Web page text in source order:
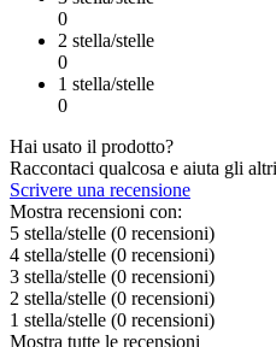
0
2 stella/stelle
0
1 stella/stelle
0
Hai usato il prodotto?
Raccontaci qualcosa e aiuta gli
Scrivere una recensione
Mostra recensioni con:
5 stella/stelle (0 recensioni)
4 stella/stelle (0 recensioni)
3 stella/stelle (0 recensioni)
2 stella/stelle (0 recensioni)
1 stella/stelle (0 recensioni)
Mostra tutte le recensioni